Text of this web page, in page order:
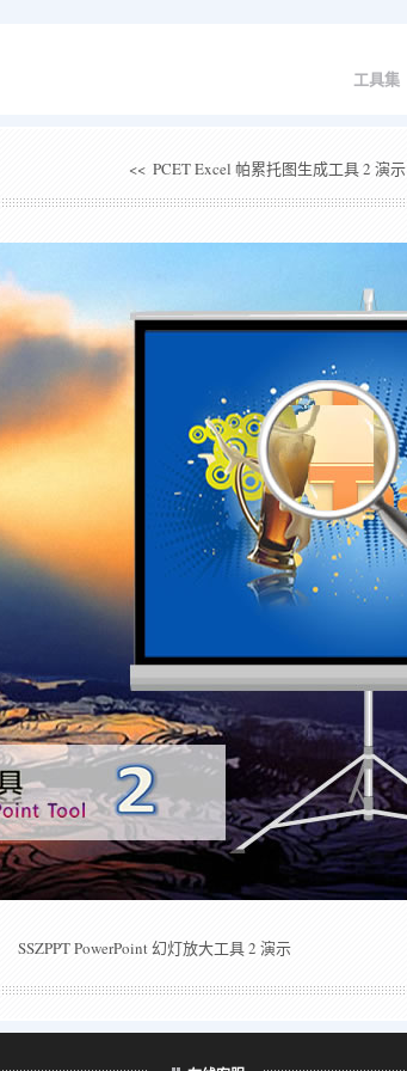
工具集
<< PCET Excel 帕累托图生成工具 2 演示
SSZPPT PowerPoint 幻灯放大工具 2 演示